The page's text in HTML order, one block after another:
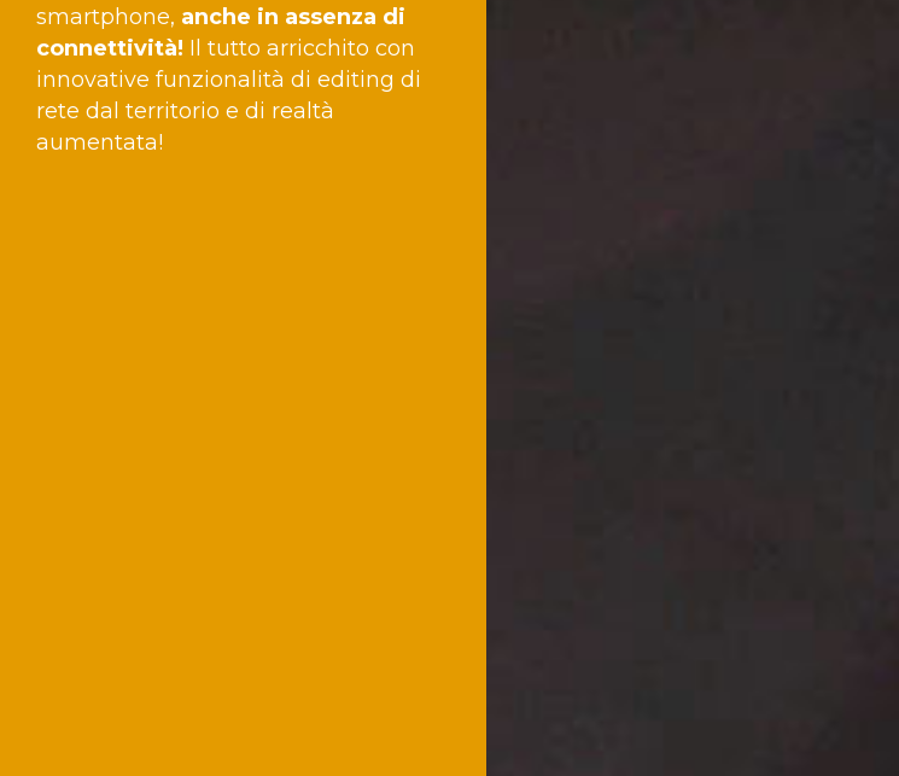
smartphone, anche in assenza di
connettività! Il tutto arricchito con
innovative funzionalità di editing di
rete dal territorio e di realtà
aumentata!